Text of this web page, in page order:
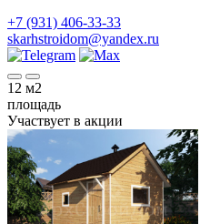
+7 (931) 406-33-33
skarhstroidom@yandex.ru
12 м2
площадь
Участвует в акции